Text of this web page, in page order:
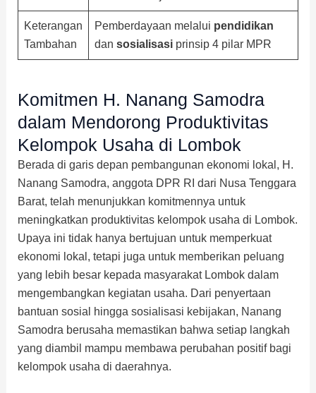
Keterangan
Tambahan
Pemberdayaan melalui pendidikan
dan sosialisasiprinsip 4 pilar MPR
Komitmen H. Nanang Samodra
dalam Mendorong Produktivitas
Kelompok Usaha di Lombok
Berada di garis depan pembangunan ekonomi lokal, H.
Nanang Samodra, anggota DPR RI dari Nusa Tenggara
Barat, telah menunjukkan komitmennya untuk
meningkatkan produktivitas kelompok usaha di Lombok.
Upaya ini tidak hanya bertujuan untuk memperkuat
ekonomi lokal, tetapi juga untuk memberikan peluang
yang lebih besar kepada masyarakat Lombok dalam
mengembangkan kegiatan usaha. Dari penyertaan
bantuan sosial hingga sosialisasi kebijakan, Nanang
Samodra berusaha memastikan bahwa setiap langkah
yang diambil mampu membawa perubahan positif bagi
kelompok usaha di daerahnya.